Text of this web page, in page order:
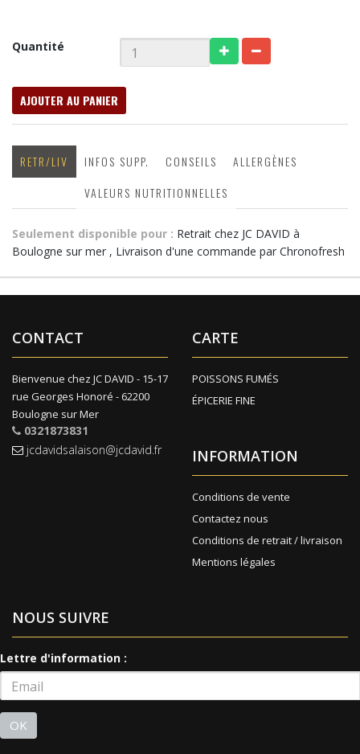
Quantité
AJOUTER AU PANIER
RETR/LIV INFOS SUPP. CONSEILS
ALLERGÈNES
VALEURS NUTRITIONNELLES
Seulement disponible pour : Retrait chez JC DAVID à
Boulogne sur mer , Livraison d'une commande par Chronofresh
CONTACT
Bienvenue chez JC DAVID - 15-17
rue Georges Honoré - 62200
Boulogne sur Mer
0321873831
jcdavidsalaison@jcdavid.fr
CARTE
POISSONS FUMÉS
ÉPICERIE FINE
INFORMATION
Conditions de vente
Contactez nous
Conditions de retrait / livraison
Mentions légales
NOUS SUIVRE
Lettre d'information :
OK